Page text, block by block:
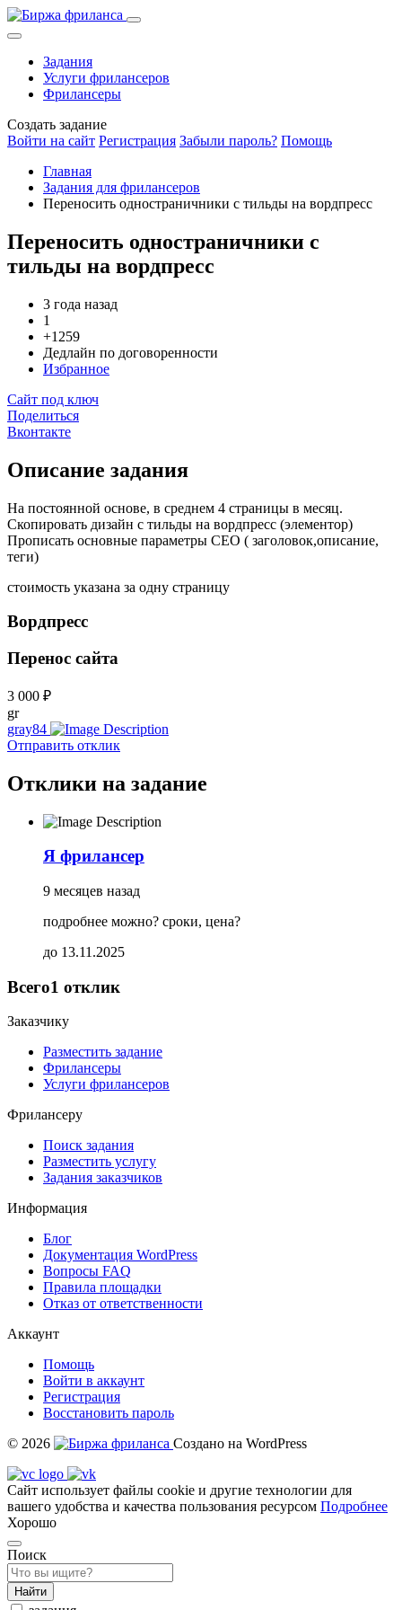
Задания
Услуги фрилансеров
Фрилансеры
Создать задание
Войти на сайт Регистрация Забыли пароль? Помощь
Главная
Задания для фрилансеров
Переносить одностраничники с тильды на вордпресс
Переносить одностраничники с
тильды на вордпресс
3 года назад
1
+1259
Дедлайн по договоренности
Избранное
Сайт под ключ
Поделиться
Вконтакте
Описание задания
На постоянной основе, в среднем 4 страницы в месяц.
Скопировать дизайн с тильды на вордпресс (элементор)
Прописать основные параметры СЕО ( заголовок,описание,
теги)
стоимость указана за одну страницу
Вордпресс
Перенос сайта
3 000 ₽
gr
gray84
Отправить отклик
Отклики на задание
Я фрилансер
9 месяцев назад
подробнее можно? сроки, цена?
до 13.11.2025
Всего1 отклик
Заказчику
Разместить задание
Фрилансеры
Услуги фрилансеров
Фрилансеру
Поиск задания
Разместить услугу
Задания заказчиков
Информация
Блог
Документация WordPress
Вопросы FAQ
Правила площадки
Отказ от ответственности
Аккаунт
Помощь
Войти в аккаунт
Регистрация
Восстановить пароль
© 2026
Создано на WordPress
Сайт использует файлы cookie и другие технологии для
вашего удобства и качества пользования ресурсом Подробнее
Хорошо
Поиск
Найти